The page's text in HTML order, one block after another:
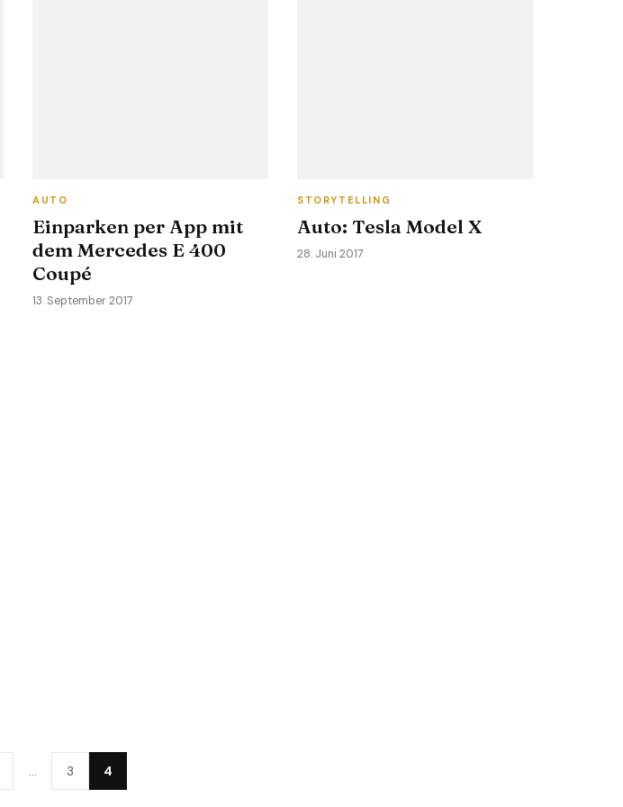
AUTO
Einparken per App mit
dem Mercedes E 400
Coupé
13. September 2017
STORYTELLING
Auto: Tesla Model X
28. Juni 2017
3 4